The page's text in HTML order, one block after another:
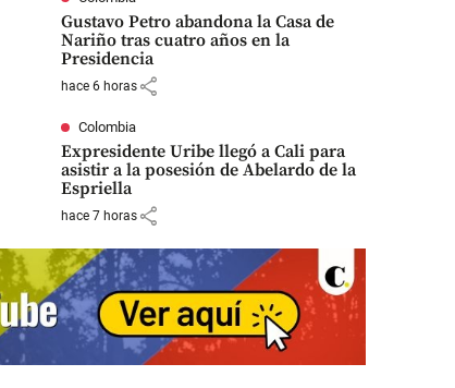
Gustavo Petro abandona la Casa de
Nariño tras cuatro años en la
Presidencia
hace 6 horasshare
Colombia
Expresidente Uribe llegó a Cali para
asistir a la posesión de Abelardo de la
Espriella
hace 7 horasshare